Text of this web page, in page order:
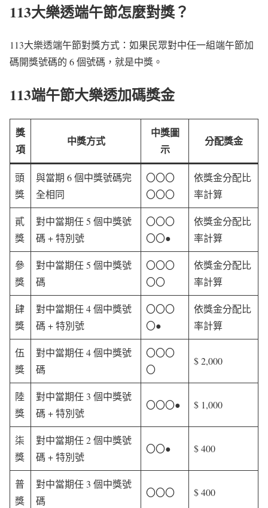
113大樂透端午節怎麼對獎？
113大樂透端午節對獎方式：如果民眾對中任一組端午節加
碼開獎號碼的 6 個號碼，就是中獎。
113端午節大樂透加碼獎金
獎
項
中獎方式
中獎圖
示
分配獎金
頭
獎
與當期 6 個中獎號碼完
全相同
〇〇〇
〇〇〇
依獎金分配比
率計算
貳
獎
對中當期任 5 個中獎號
碼 + 特別號
〇〇〇
〇〇●
依獎金分配比
率計算
參
獎
對中當期任 5 個中獎號
碼
〇〇〇
〇〇
依獎金分配比
率計算
肆
獎
對中當期任 4 個中獎號
碼 + 特別號
〇〇〇
〇●
依獎金分配比
率計算
伍
獎
對中當期任 4 個中獎號
碼
〇〇〇
〇
$ 2,000
陸
獎
對中當期任 3 個中獎號
碼 + 特別號
〇〇〇● $ 1,000
柒
獎
對中當期任 2 個中獎號
碼 + 特別號
〇〇● $ 400
普
獎
對中當期任 3 個中獎號
碼
〇〇〇 $ 400